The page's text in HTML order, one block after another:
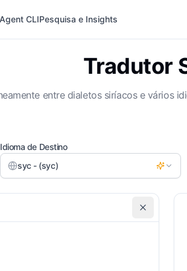
Agent CLIPesquisa e Insights
Tradutor
entre dialetos siríacos e vários
Idioma de Destino
syc - (syc)